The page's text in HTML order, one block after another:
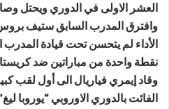
العشر الاولى في الدوري ويحتل
وافترق المدرب السابق ستيف بروس
الأداء لم يتحسن تحت قيادة
نقطة واحدة من مباراتين ضد
وقاد إيمري فياريال الى أول لقب
الفائت بالدوري الاوروبي “يوروبا